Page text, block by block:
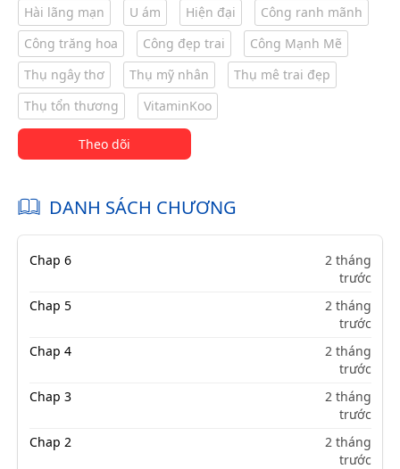
Hài lãng mạn U ám Hiện đại
Công ranh mãnh
Công trăng hoa
Công đẹp trai
Công Mạnh Mẽ
Thụ ngây thơ
Thụ mỹ nhân
Thụ mê trai đẹp
Thụ tổn thương
VitaminKoo
Theo dõi
DANH SÁCH CHƯƠNG
Chap 6
2 tháng
trước
Chap 5
2 tháng
trước
Chap 4
2 tháng
trước
Chap 3
2 tháng
trước
Chap 2
2 tháng
trước